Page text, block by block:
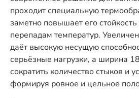
проходит специальную
заметно повышает его стойкость
перепадам температур.
даёт высокую несущую
серьёзные нагрузки, а ширина
сократить количество стыков и
формируя ровное и цельное